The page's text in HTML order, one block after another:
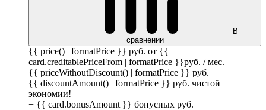
В
сравнении
{{ price() | formatPrice }} руб. от {{
card.creditablePriceFrom | formatPrice }}руб. / мес.
{{ priceWithoutDiscount() | formatPrice }} руб.
{{ discountAmount() | formatPrice }} руб. чистой
экономии!
+ {{ card.bonusAmount }} бонусных руб.